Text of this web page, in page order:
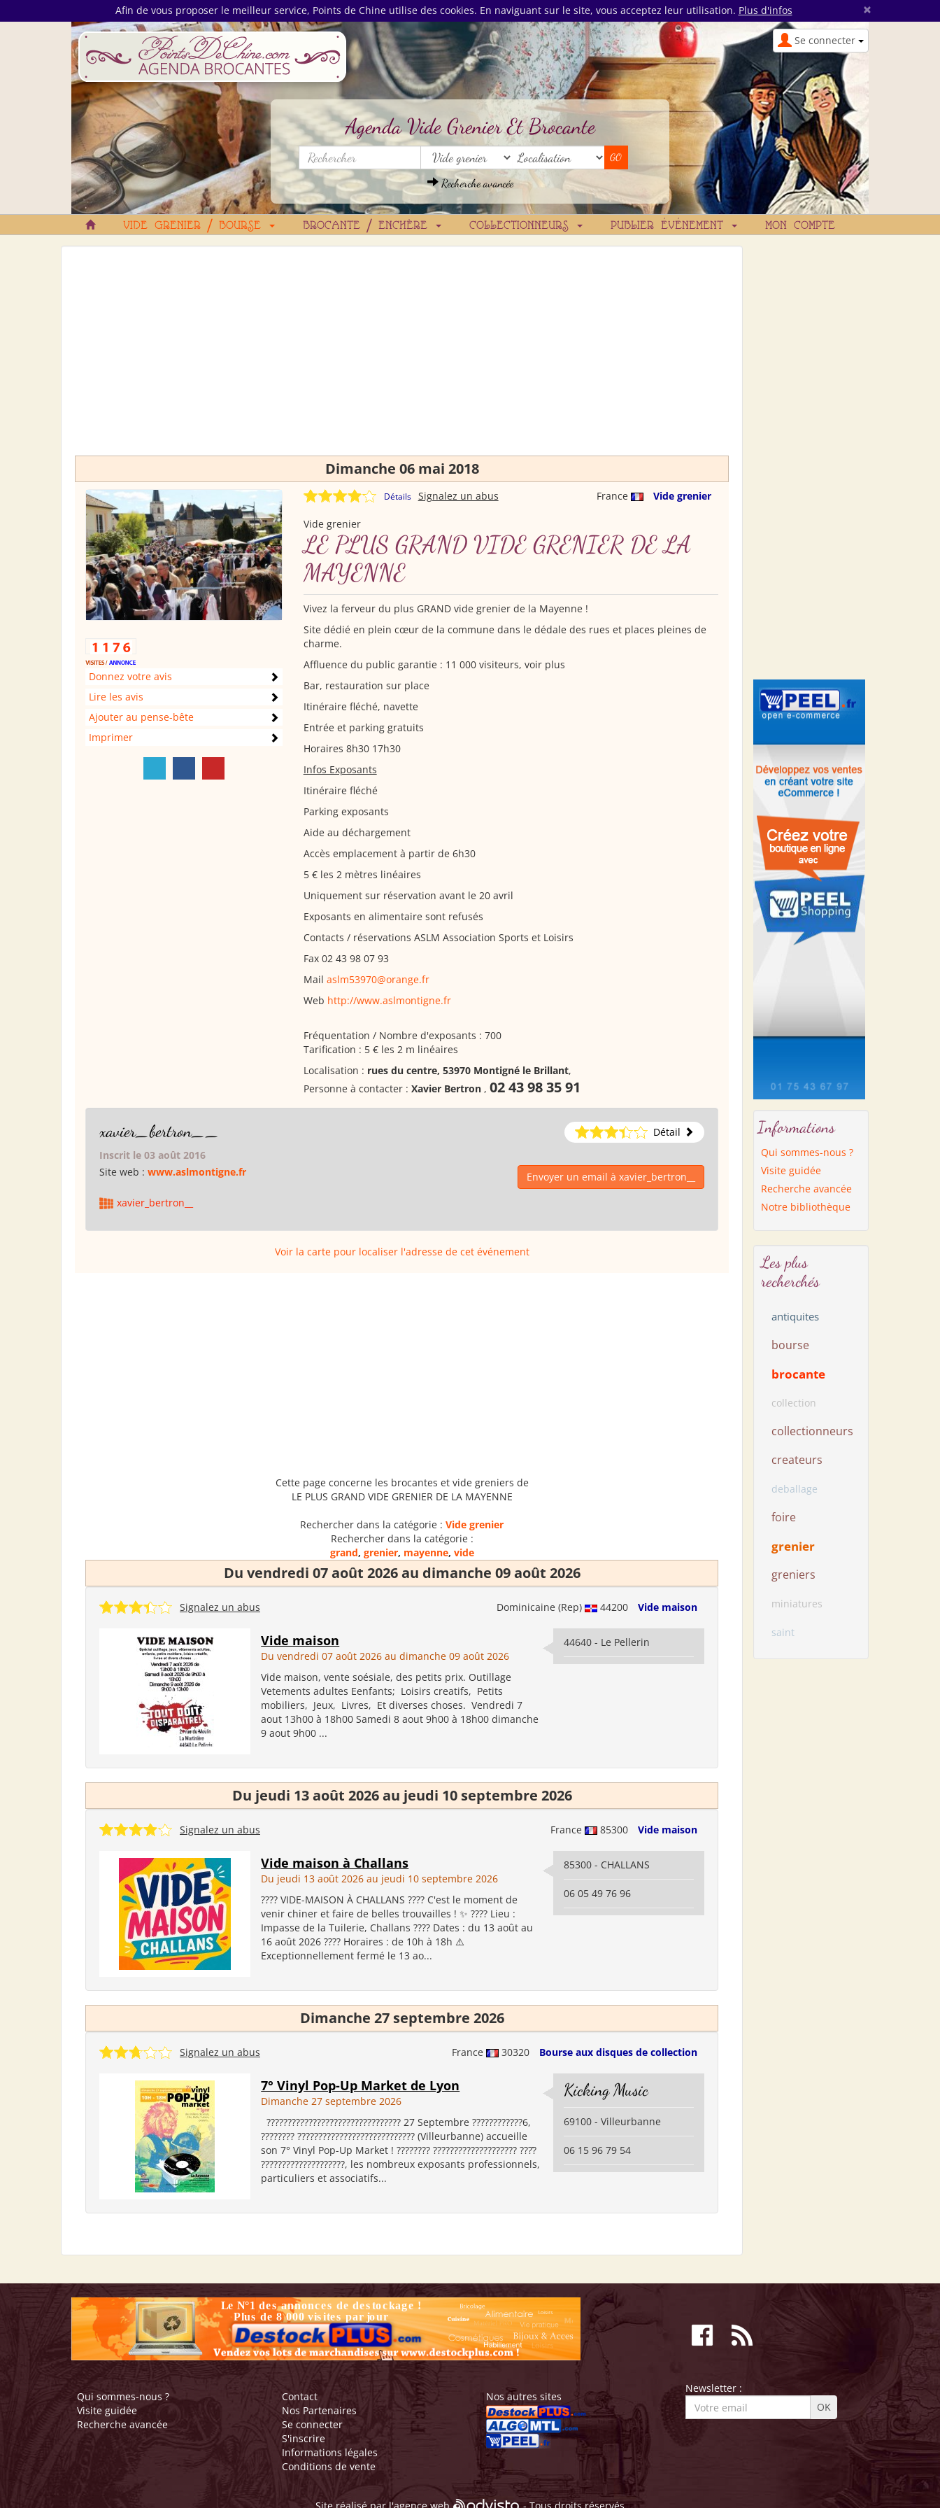
Afin de vous proposer le meilleur service, Points de Chine utilise des cookies. En naviguant sur le site, vous acceptez leur utilisation. Plus d'infos ×
Se connecter
Agenda Vide Grenier Et Brocante
Recherche avancée
VIDE GRENIER / BOURSE BROCANTE / ENCHÈRE COLLECTIONNEURS PUBLIER ÉVÉNEMENT MON COMPTE
Dimanche 06 mai 2018
Donnez votre avis
Lire les avis
Ajouter au pense-bête
Imprimer
Détails France Vide grenier
Signalez un abus
Vide grenier
LE PLUS GRAND VIDE GRENIER DE LA
MAYENNE
Vivez la ferveur du plus GRAND vide grenier de la Mayenne !
Site dédié en plein cœur de la commune dans le dédale des rues et places pleines de
charme.
Affluence du public garantie : 11 000 visiteurs, voir plus
Bar, restauration sur place
Itinéraire fléché, navette
Entrée et parking gratuits
Horaires 8h30 17h30
Infos Exposants
Itinéraire fléché
Parking exposants
Aide au déchargement
Accès emplacement à partir de 6h30
5 € les 2 mètres linéaires
Uniquement sur réservation avant le 20 avril
Exposants en alimentaire sont refusés
Contacts / réservations ASLM Association Sports et Loisirs
Fax 02 43 98 07 93
Mail aslm53970@orange.fr
Web http://www.aslmontigne.fr
Fréquentation / Nombre d'exposants : 700
Tarification : 5 € les 2 m linéaires
Localisation : rues du centre, 53970 Montigné le Brillant,
Personne à contacter : Xavier Bertron , 02 43 98 35 91
xavier_bertron__
Détail
Inscrit le 03 août 2016
Site web : www.aslmontigne.fr
Envoyer un email à xavier_bertron__
xavier_bertron__
Voir la carte pour localiser l'adresse de cet événement
Cette page concerne les brocantes et vide greniers de
LE PLUS GRAND VIDE GRENIER DE LA MAYENNE
Rechercher dans la catégorie : Vide grenier
Rechercher dans la catégorie :
grand, grenier, mayenne, vide
Du vendredi 07 août 2026 au dimanche 09 août 2026
Dominicaine (Rep) 44200 Vide maison
Signalez un abus
Vide maison
Du vendredi 07 août 2026 au dimanche 09 août 2026
Vide maison, vente soésiale, des petits prix. Outillage
Vetements adultes Eenfants; Loisirs creatifs, Petits
mobiliers, Jeux, Livres, Et diverses choses. Vendredi 7
aout 13h00 à 18h00 Samedi 8 aout 9h00 à 18h00 dimanche
9 aout 9h00 ...
44640 - Le Pellerin
Du jeudi 13 août 2026 au jeudi 10 septembre 2026
France 85300 Vide maison
Signalez un abus
Vide maison à Challans
Du jeudi 13 août 2026 au jeudi 10 septembre 2026
???? VIDE-MAISON À CHALLANS ???? C'est le moment de
venir chiner et faire de belles trouvailles ! ✨ ???? Lieu :
Impasse de la Tuilerie, Challans ???? Dates : du 13 août au
16 août 2026 ???? Horaires : de 10h à 18h ⚠️
Exceptionnellement fermé le 13 ao...
85300 - CHALLANS
06 05 49 76 96
Dimanche 27 septembre 2026
France 30320 Bourse aux disques de collection
Signalez un abus
7° Vinyl Pop-Up Market de Lyon
Dimanche 27 septembre 2026
???????????????????????????????? 27 Septembre ????????????6,
???????? ???????????????????????????? (Villeurbanne) accueille
son 7° Vinyl Pop-Up Market ! ???????? ???????????????????? ????̀
????????????????????, les nombreux exposants professionnels,
particuliers et associatifs...
Kicking Music
69100 - Villeurbanne
06 15 96 79 54
Informations
Qui sommes-nous ?
Visite guidée
Recherche avancée
Notre bibliothèque
Les plus
recherchés
antiquites
bourse
brocante
collection
collectionneurs
createurs
deballage
foire
grenier
greniers
miniatures
saint
Qui sommes-nous ?
Visite guidée
Recherche avancée
Contact
Nos Partenaires
Se connecter
S'inscrire
Informations légales
Conditions de vente
Nos autres sites
Newsletter :